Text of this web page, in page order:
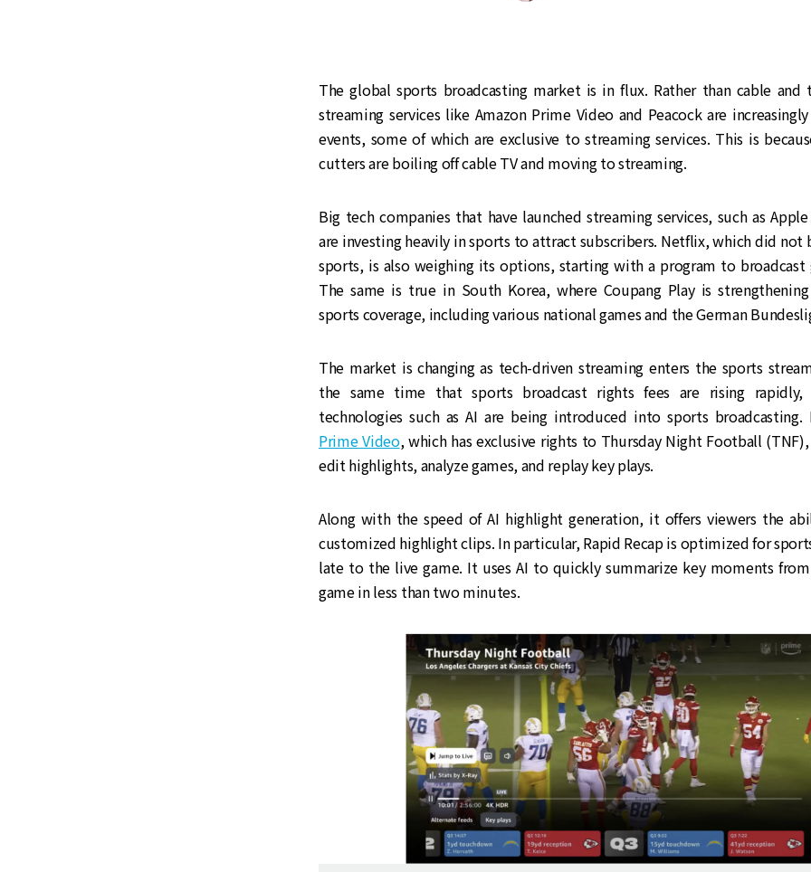
The global sports broadcasting market is in flux. Rather than cable and
streaming services like Amazon Prime Video and Peacock are
events, some of which are exclusive to streaming services. This is
cutters are boiling off cable TV and moving to streaming.
Big tech companies that have launched streaming services, such as
are investing heavily in sports to attract subscribers. Netflix, which did not
sports, is also weighing its options, starting with a program to broadcast
The same is true in South Korea, where Coupang Play is
sports coverage, including various national games and the German
The market is changing as tech-driven streaming enters the sports
the same time that sports broadcast rights fees are rising rapidly,
technologies such as AI are being introduced into sports broadcasting.
Prime Video, which has exclusive rights to Thursday Night Football
edit highlights, analyze games, and replay key plays.
Along with the speed of AI highlight generation, it offers viewers the
customized highlight clips. In particular, Rapid Recap is optimized for
late to the live game. It uses AI to quickly summarize key moments
game in less than two minutes.